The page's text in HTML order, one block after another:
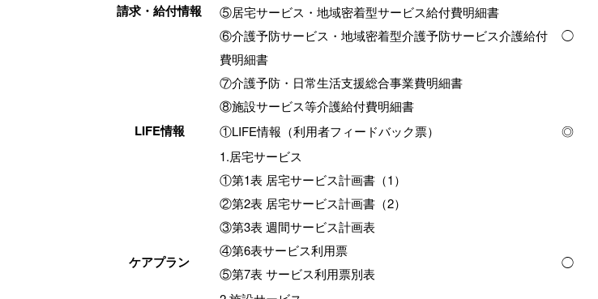
請求・給付情報
⑤居宅サービス・地域密着型サービス給付費明細書
⑥介護予防サービス・地域密着型介護予防サービス介護給付
費明細書
⑦介護予防・日常生活支援総合事業費明細書
⑧施設サービス等介護給付費明細書
◯
LIFE情報 ①LIFE情報（利用者フィードバック票） ◎
ケアプラン
1.居宅サービス
①第1表 居宅サービス計画書（1）
②第2表 居宅サービス計画書（2）
③第3表 週間サービス計画表
④第6表サービス利用票
⑤第7表 サービス利用票別表
◯